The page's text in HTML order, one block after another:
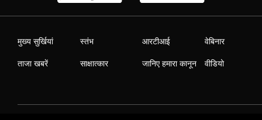
मुख्य सुर्खियां
ताजा खबरें
स्तंभ
साक्षात्कार
आरटीआई
जानिए हमारा कानून
वेबिनार
वीडियो